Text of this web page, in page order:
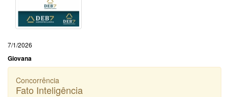
7/1/2026
Giovana
Concorrência
Fato Inteligência